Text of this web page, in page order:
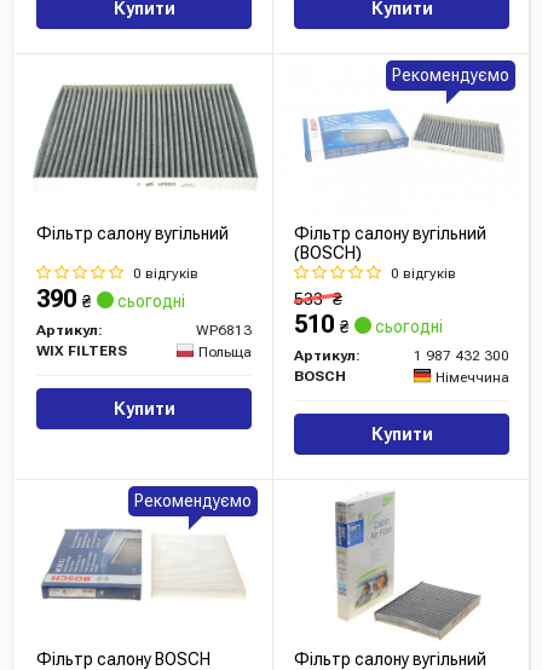
Купити Купити
Фільтр салону вугільний
0 відгуків
390 ₴ сьогодні
Артикул:
WP6813
WIX FILTERS
Польща
Купити
Фільтр салону вугільний
(BOSCH)
0 відгуків
533₴
510 ₴ сьогодні
Артикул:
1 987 432 300
BOSCH
Німеччина
Купити
Рекомендуємо
Фільтр салону BOSCH
Рекомендуємо
Фільтр салону вугільний